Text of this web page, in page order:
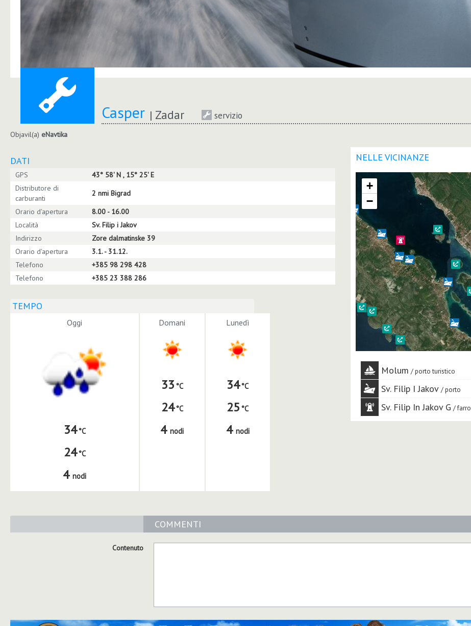
Casper Zadar servizio
Objavil(a) eNavtika
DATI
GPS
43° 58' N , 15° 25' E
Distributore di
carburanti
2 nmi Bigrad
Orario d'apertura
8.00 - 16.00
Località
Sv. Filip i Jakov
Indirizzo
Zore dalmatinske 39
Orario d'apertura
3.1. - 31.12.
Telefono
+385 98 298 428
Telefono
+385 23 388 286
TEMPO
Oggi
34
24
4 nodi
Domani
33
24
4 nodi
Lunedì
34
25
4 nodi
NELLE VICINANZE
+
−
Molum porto turistico
Sv. Filip I Jakov porto
Sv. Filip In Jakov G farro
COMMENTI
Contenuto